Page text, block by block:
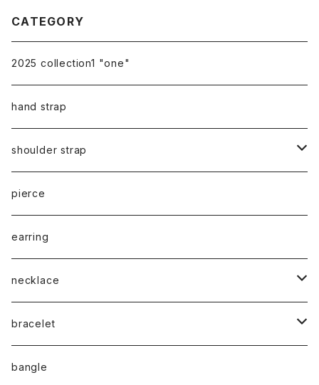
CATEGORY
2025 collection1 "one"
hand strap
shoulder strap
cord
chain
pierce
earring
necklace
silver925
stainless
bracelet
silver925
bangle